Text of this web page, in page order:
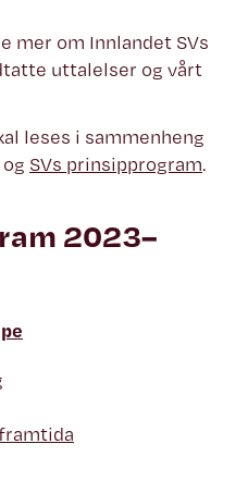
mer om Innlandet SVs
uttalelser og vårt
leses i sammenheng
og SVs prinsipprogram.
2023–